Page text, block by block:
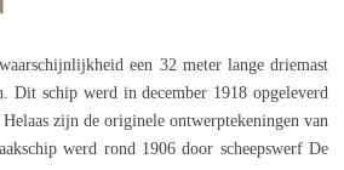
een 32 meter lange driemast
Dit schip werd in december 1918 opgeleverd
zijn de originele ontwerptekeningen van
werd rond 1906 door scheepswerf De